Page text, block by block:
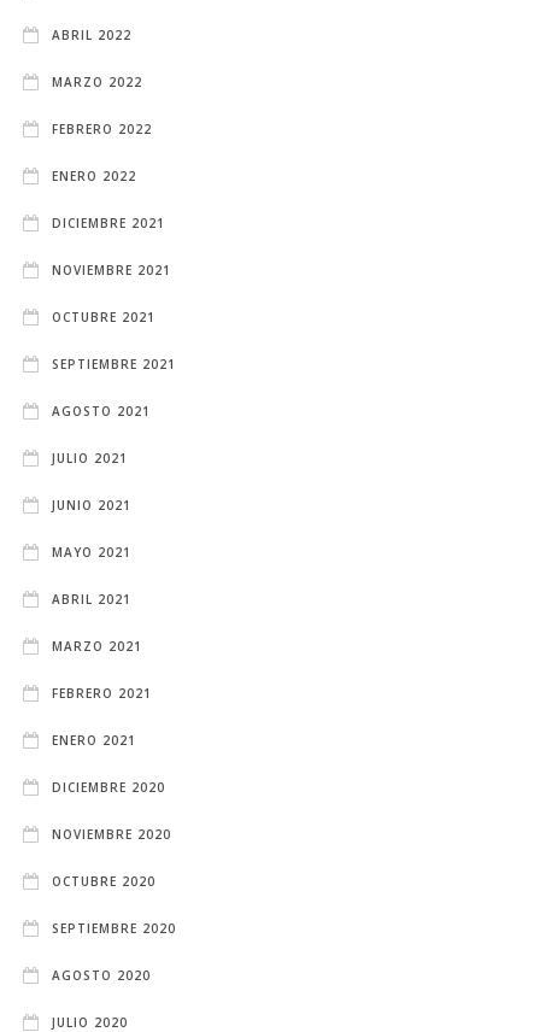
ABRIL 2022
MARZO 2022
FEBRERO 2022
ENERO 2022
DICIEMBRE 2021
NOVIEMBRE 2021
OCTUBRE 2021
SEPTIEMBRE 2021
AGOSTO 2021
JULIO 2021
JUNIO 2021
MAYO 2021
ABRIL 2021
MARZO 2021
FEBRERO 2021
ENERO 2021
DICIEMBRE 2020
NOVIEMBRE 2020
OCTUBRE 2020
SEPTIEMBRE 2020
AGOSTO 2020
JULIO 2020